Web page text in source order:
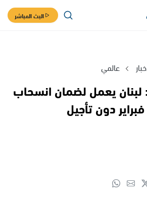
البث المباشر
عالمي
لبنان يعمل لضمان انسحاب